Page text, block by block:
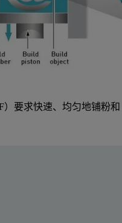
）要求快速、均匀地铺粉和
从一种单纯的原型制造